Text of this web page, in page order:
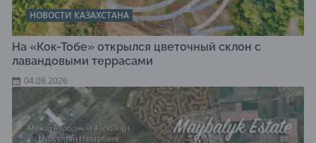
НОВОСТИ КАЗАХСТАНА
На «Кок-Тобе» открылся цветочный склон с
лавандовыми террасами
04.08.2026